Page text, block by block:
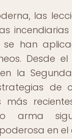
las
se han
Desde
la
de
más
arma
en el